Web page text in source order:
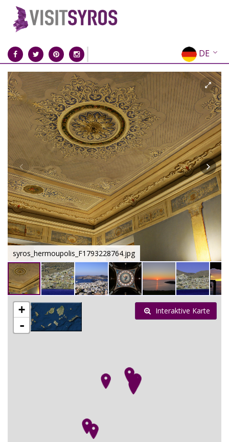
DE
EN
EL
FR
IT
ES
RU
CN
syros_hermoupolis_F1793228764.jpg
+
-
Interaktive Karte